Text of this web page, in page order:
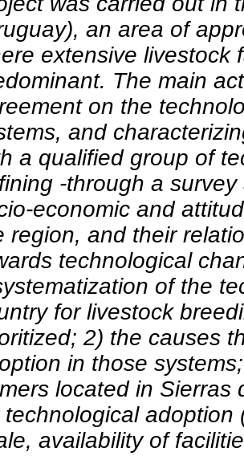
an area of
extensive livestock
The main
on the
and
a qualified group of
-through a
economic and
region, and their
technological
of the
for livestock
2) the causes
in those
located in Sierras
technological adoption
availability of